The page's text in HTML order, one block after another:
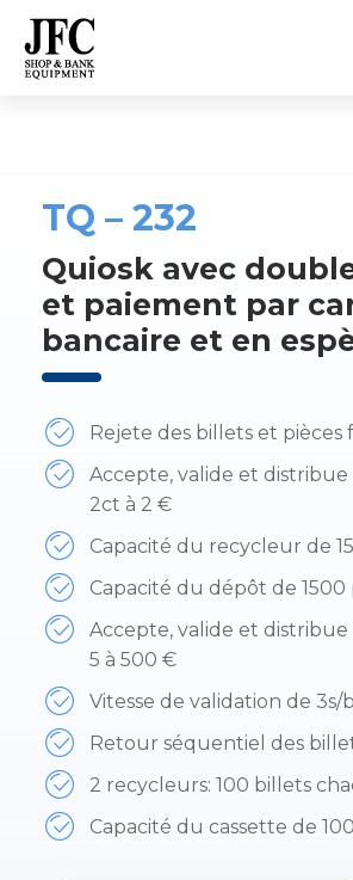
TQ – 232
Quiosk avec
et paiement par
bancaire et en
Rejete des billets et pièces
Accepte, valide et distribue
2ct à 2 €
Capacité du recycleur de
Capacité du dépôt de 1500
Accepte, valide et distribue
5 à 500 €
Vitesse de validation de 3s/
Retour séquentiel des
2 recycleurs: 100 billets
Capacité du cassette de